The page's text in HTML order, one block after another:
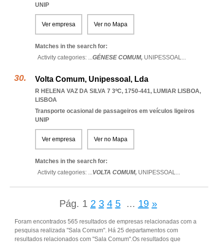
UNIP
Ver empresa Ver no Mapa
Matches in the search for:
Activity categories: ...GÉNESE COMUM, UNIPESSOAL...
Volta Comum, Unipessoal, Lda
R HELENA VAZ DA SILVA 7 3ºC, 1750-441, LUMIAR LISBOA,
LISBOA
Transporte ocasional de passageiros em veículos ligeiros
UNIP
Ver empresa Ver no Mapa
Matches in the search for:
Activity categories: ...VOLTA COMUM, UNIPESSOAL...
Pág. 1 2 3 4 5 ... 19 »
Foram encontrados 565 resultados de empresas relacionadas com a
pesquisa realizada "Sala Comum". Há 25 departamentos com
resultados relacionados com "Sala Comum".Os resultados que